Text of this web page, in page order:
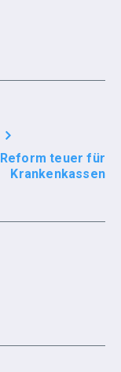
Reform teuer für
Krankenkassen